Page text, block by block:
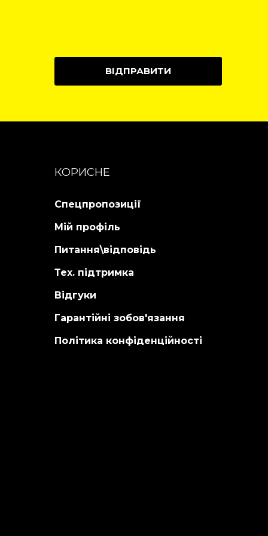
ВІДПРАВИТИ
КОРИСНЕ
Спецпропозиції
Мій профіль
Питання\відповідь
Тех. підтримка
Відгуки
Гарантійні зобов'язання
Політика конфіденційності